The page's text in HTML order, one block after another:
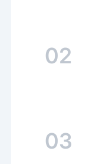
02
03